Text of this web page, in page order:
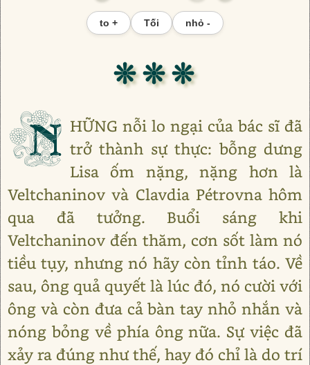
to + Tối nhỏ -
❊ ❊ ❊
N HỮNG nỗi lo ngại của bác sĩ đã
trở thành sự thực: bỗng dưng
Lisa ốm nặng, nặng hơn là
Veltchaninov và Clavdia Pétrovna hôm
qua đã tưởng. Buổi sáng khi
Veltchaninov đến thăm, cơn sốt làm nó
tiều tụy, nhưng nó hãy còn tỉnh táo. Về
sau, ông quả quyết là lúc đó, nó cười với
ông và còn đưa cả bàn tay nhỏ nhắn và
nóng bỏng về phía ông nữa. Sự việc đã
xảy ra đúng như thế, hay đó chỉ là do trí